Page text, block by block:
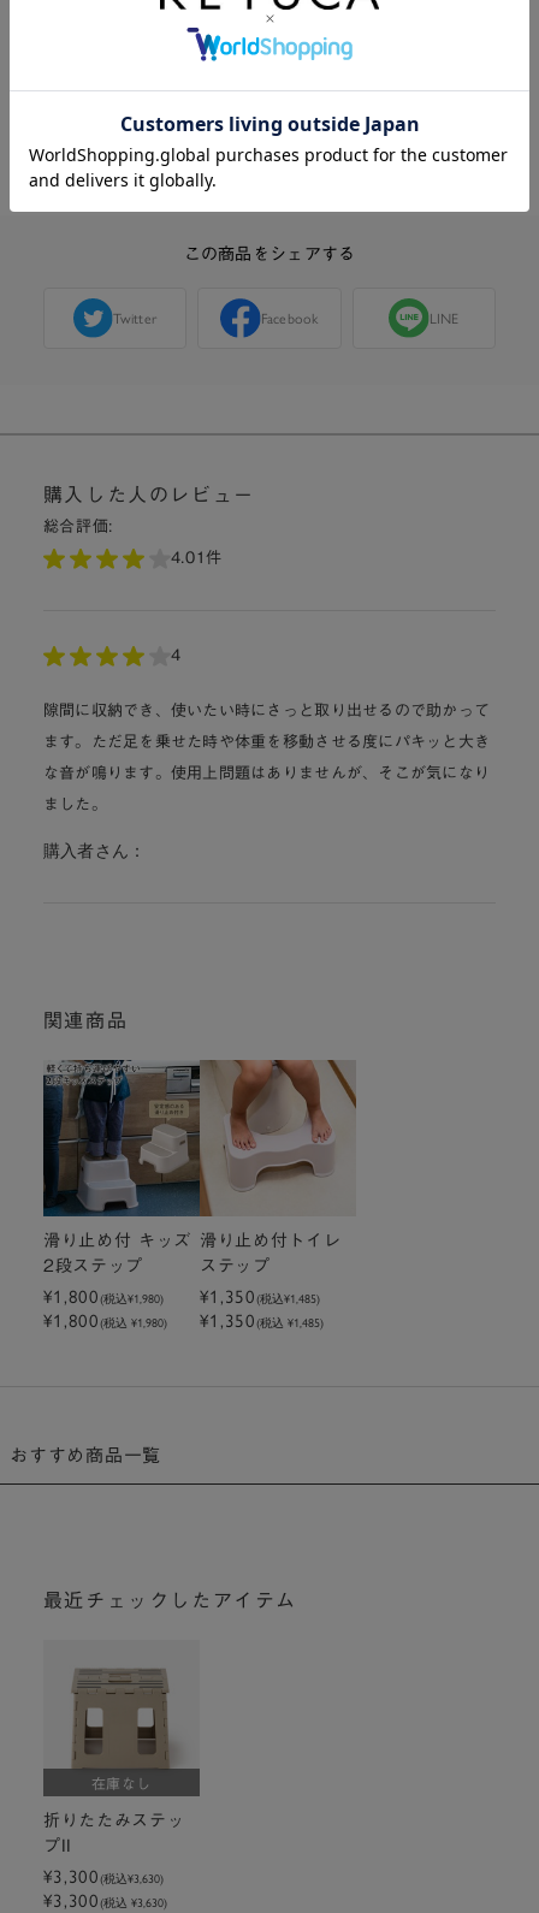
この音は製品の正常な動作の一部であり、不良で
この商品に関する問い合わせ
この商品をシェアする
Twitter Facebook LINE
購入した人のレビュー
総合評価:
4.01件
4
隙間に収納でき、使いたい時にさっと取り出せるので助かって
ます。ただ足を乗せた時や体重を移動させる度にパキッと大き
な音が鳴ります。使用上問題はありませんが、そこが気になり
ました。
購入者さん：
関連商品
滑り止め付 キッズ
2段ステップ
¥1,800(税込¥1,980)
¥1,800(税込 ¥1,980)
滑り止め付トイレ
ステップ
¥1,350(税込¥1,485)
¥1,350(税込 ¥1,485)
おすすめ商品一覧
最近チェックしたアイテム
在庫なし
折りたたみステッ
プII
¥3,300(税込¥3,630)
¥3,300(税込 ¥3,630)